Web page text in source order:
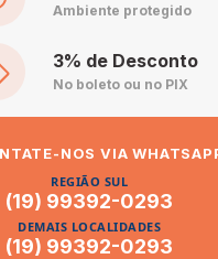
NOS VIA
REGIÃO SUL
(19) 99392-0293
DEMAIS LOCALIDADES
(19) 99392-0293
Ambiente protegido
3% de Desconto
No boleto ou no PIX